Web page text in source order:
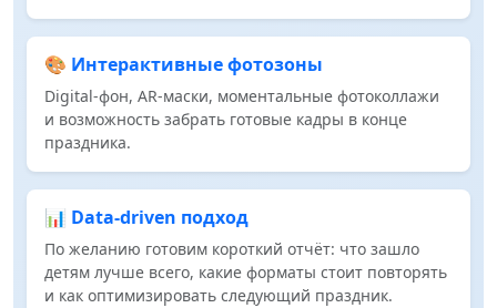
🎨 Интерактивные фотозоны
Digital‑фон, AR‑маски, моментальные фотоколлажи
и возможность забрать готовые кадры в конце
праздника.
📊 Data‑driven подход
По желанию готовим короткий отчёт: что зашло
детям лучше всего, какие форматы стоит повторять
и как оптимизировать следующий праздник.